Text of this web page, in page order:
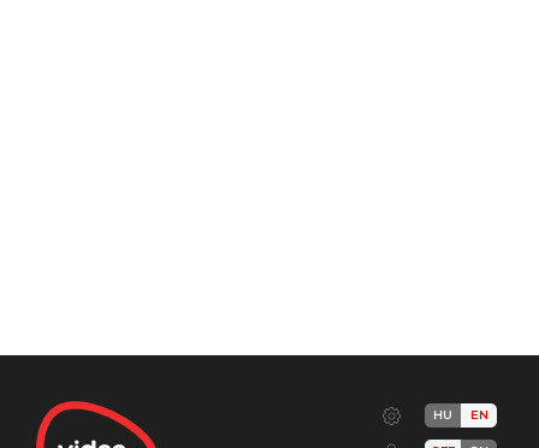
HU EN